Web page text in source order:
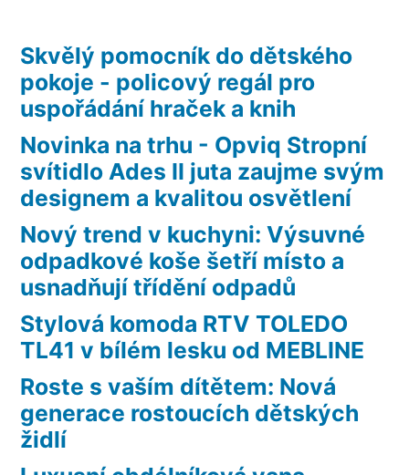
Skvělý pomocník do dětského
pokoje - policový regál pro
uspořádání hraček a knih
Novinka na trhu - Opviq Stropní
svítidlo Ades II juta zaujme svým
designem a kvalitou osvětlení
Nový trend v kuchyni: Výsuvné
odpadkové koše šetří místo a
usnadňují třídění odpadů
Stylová komoda RTV TOLEDO
TL41 v bílém lesku od MEBLINE
Roste s vaším dítětem: Nová
generace rostoucích dětských
židlí